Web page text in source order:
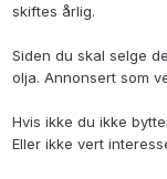
skiftes årlig.
Siden du skal selge
olja. Annonsert som
Hvis ikke du ikke
Eller ikke vert